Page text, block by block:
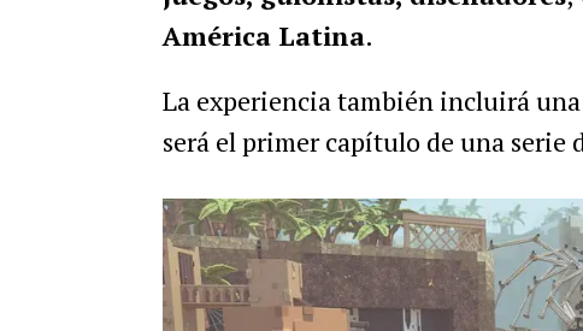
América Latina.
La experiencia también incluirá
será el primer capítulo de una serie